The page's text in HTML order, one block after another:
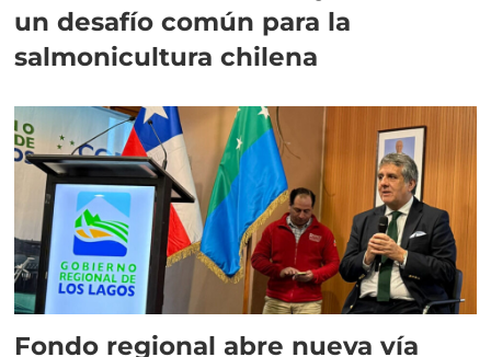
un desafío común para la
salmonicultura chilena
Fondo regional abre nueva vía